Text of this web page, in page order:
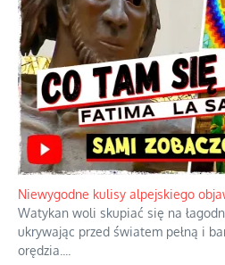
Niewygodne kulisy alpejskiego
Watykan woli skupiać się na
ukrywając przed światem pełną i
orędzia.